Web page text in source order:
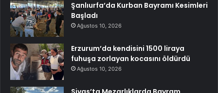
Şanlıurfa’da Kurban Bayramı Kesimleri
Başladı
Ağustos 10, 2026
Erzurum’da kendisini 1500 liraya
fuhuşa zorlayan kocasını öldürdü
Ağustos 10, 2026